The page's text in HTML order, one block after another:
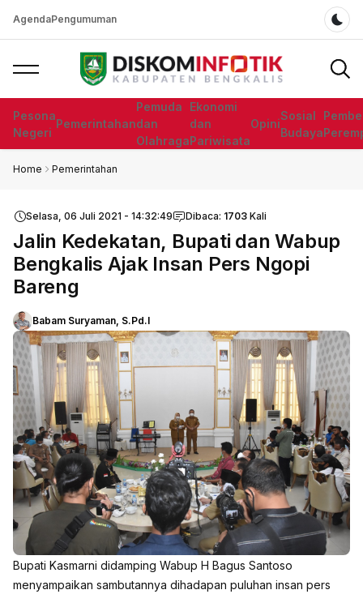
AgendaPengumuman
Pesona
Negeri
Pemerintahan
Pemuda
dan
Olahraga
Ekonomi
dan
Pariwisata
Opini
Sosial
Budaya
Home Pemerintahan
Selasa, 06 Juli 2021 - 14:32:49 Dibaca: 1703 Kali
Jalin Kedekatan, Bupati dan Wabup
Bengkalis Ajak Insan Pers Ngopi
Bareng
Babam Suryaman, S.Pd.I
Bupati Kasmarni didamping Wabup H Bagus Santoso
menyampaikan sambutannya dihadapan puluhan insan pers